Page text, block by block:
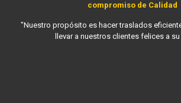
compromiso de Calidad
"Nuestro propósito es hacer traslados
llevar a nuestros clientes felices a